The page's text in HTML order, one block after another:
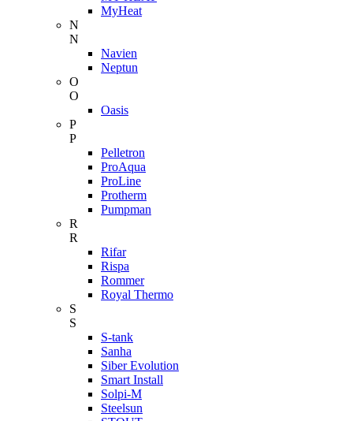
MyHeat
N
N
Navien
Neptun
O
O
Oasis
P
P
Pelletron
ProAqua
ProLine
Protherm
Pumpman
R
R
Rifar
Rispa
Rommer
Royal Thermo
S
S
S-tank
Sanha
Siber Evolution
Smart Install
Solpi-M
Steelsun